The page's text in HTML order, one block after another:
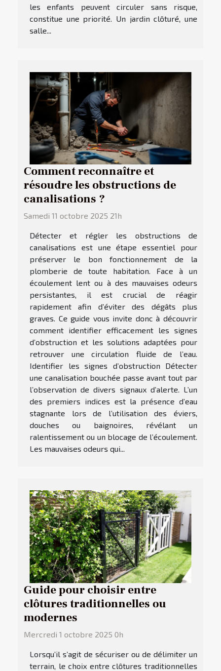
les enfants peuvent circuler sans risque,
constitue une priorité. Un jardin clôturé, une
salle...
Comment reconnaître et
résoudre les obstructions de
canalisations ?
Samedi 11 octobre 2025 21h
Détecter et régler les obstructions de
canalisations est une étape essentiel pour
préserver le bon fonctionnement de la
plomberie de toute habitation. Face à un
écoulement lent ou à des mauvaises odeurs
persistantes, il est crucial de réagir
rapidement afin d’éviter des dégâts plus
graves. Ce guide vous invite donc à découvrir
comment identifier efficacement les signes
d’obstruction et les solutions adaptées pour
retrouver une circulation fluide de l’eau.
Identifier les signes d’obstruction Détecter
une canalisation bouchée passe avant tout par
l’observation de divers signaux d’alerte. L’un
des premiers indices est la présence d’eau
stagnante lors de l’utilisation des éviers,
douches ou baignoires, révélant un
ralentissement ou un blocage de l’écoulement.
Les mauvaises odeurs qui...
Guide pour choisir entre
clôtures traditionnelles ou
modernes
Mercredi 1 octobre 2025 0h
Lorsqu’il s’agit de sécuriser ou de délimiter un
terrain, le choix entre clôtures traditionnelles